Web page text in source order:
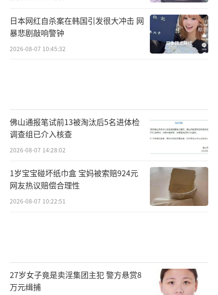
日本网红自杀案在韩国引发很大冲击 网
暴悲剧敲响警钟
2026-08-07 10:45:32
佛山通报笔试前13被淘汰后5名进体检
调查组已介入核查
2026-08-07 14:28:02
1岁宝宝碰坏纸巾盒 宝妈被索赔924元
网友热议赔偿合理性
2026-08-07 10:22:51
27岁女子竟是卖淫集团主犯 警方悬赏8
万元缉捕